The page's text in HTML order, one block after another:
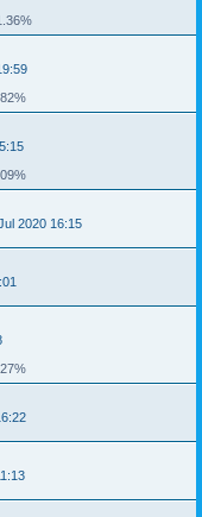
2020 16:15